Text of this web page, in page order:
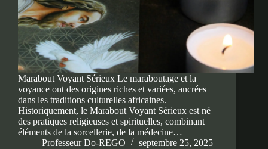
Marabout Voyant Sérieux Le maraboutage et la
voyance ont des origines riches et variées, ancrées
dans les traditions culturelles africaines.
Historiquement, le Marabout Voyant Sérieux est né
des pratiques religieuses et spirituelles, combinant
éléments de la sorcellerie, de la médecine…
Professeur Do-REGO
septembre 25, 2025